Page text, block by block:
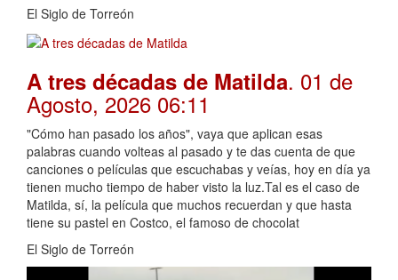
El Siglo de Torreón
A tres décadas de Matilda. 01 de
Agosto, 2026 06:11
"Cómo han pasado los años", vaya que aplican esas
palabras cuando volteas al pasado y te das cuenta de que
canciones o películas que escuchabas y veías, hoy en día ya
tienen mucho tiempo de haber visto la luz.Tal es el caso de
Matilda, sí, la película que muchos recuerdan y que hasta
tiene su pastel en Costco, el famoso de chocolat
El Siglo de Torreón